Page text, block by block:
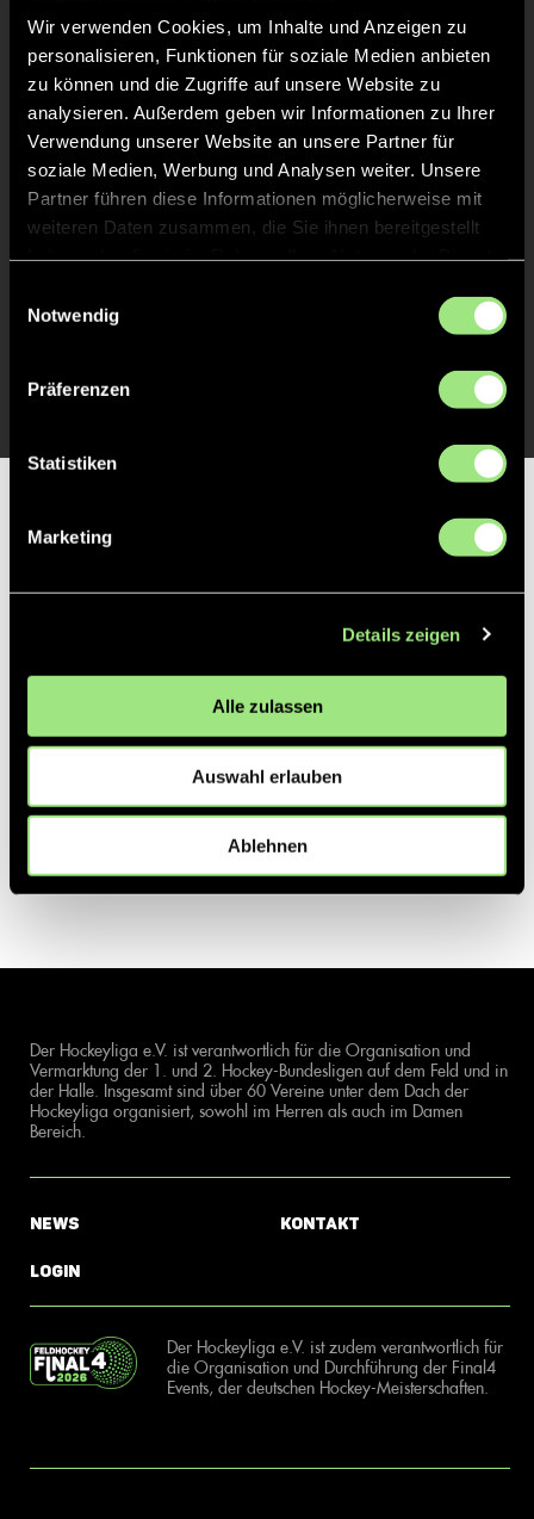
Wir verwenden Cookies, um Inhalte und Anzeigen zu
personalisieren, Funktionen für soziale Medien anbieten
zu können und die Zugriffe auf unsere Website zu
analysieren. Außerdem geben wir Informationen zu Ihrer
Verwendung unserer Website an unsere Partner für
soziale Medien, Werbung und Analysen weiter. Unsere
Partner führen diese Informationen möglicherweise mit
weiteren Daten zusammen, die Sie ihnen bereitgestellt
Notwendig
Präferenzen
Statistiken
Marketing
Details zeigen
Alle zulassen
Auswahl erlauben
Ablehnen
Der Hockeyliga e.V. ist verantwortlich für die Organisation und
Vermarktung der 1. und 2. Hockey-Bundesligen auf dem Feld und in
der Halle. Insgesamt sind über 60 Vereine unter dem Dach der
Hockeyliga organisiert, sowohl im Herren als auch im Damen
Bereich.
News
Login
Kontakt
Der Hockeyliga e.V. ist zudem verantwortlich für
die Organisation und Durchführung der Final4
Events, der deutschen Hockey-Meisterschaften.